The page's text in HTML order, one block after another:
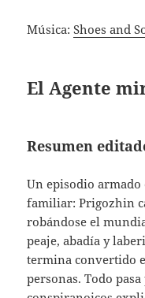
Música:Shoes and
El Agente
Resumen
Un episodio
familiar: Prigozhin
robándose el
peaje, abadía y
termina convertido
personas. Todo